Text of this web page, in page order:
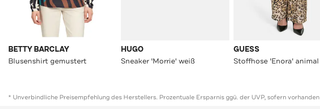
BETTY BARCLAY
Blusenshirt gemustert
HUGO
Sneaker 'Morrie' weiß
GUESS
Stoffhose 'Enora' animal
* Unverbindliche Preisempfehlung des Herstellers. Prozentuale Ersparnis ggü. der UVP, sofern vorhanden